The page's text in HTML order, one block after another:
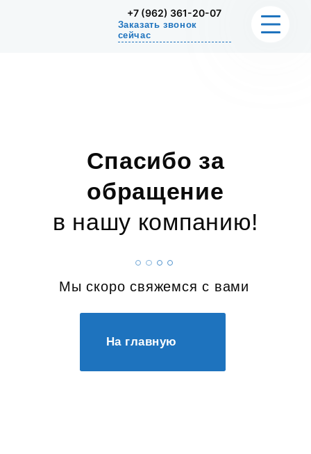
+7 (962) 361-20-07
Заказать звонок
сейчас
СТОИМОСТЬ
УПРАЖНЕНИЕ ДЛЯ ДОМА
СЕРТИФИКАТЫ
Спасибо за
обращение
в нашу компанию!
Мы скоро свяжемся с вами
На главную